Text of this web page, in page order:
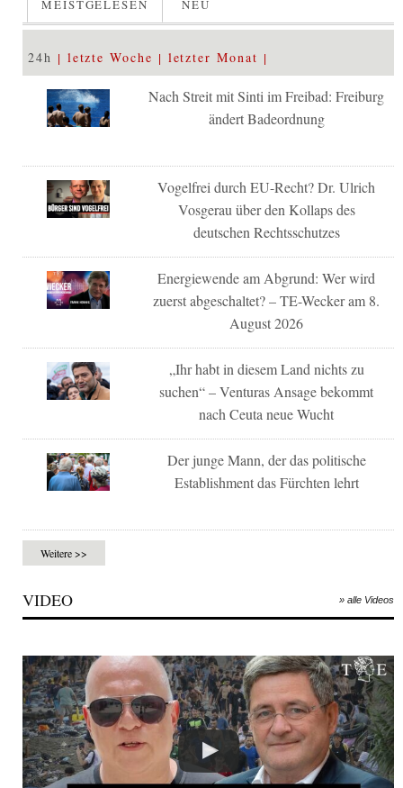
MEISTGELESEN NEU
24h letzte Woche letzter Monat
Nach Streit mit Sinti im Freibad: Freiburg
ändert Badeordnung
Vogelfrei durch EU-Recht? Dr. Ulrich
Vosgerau über den Kollaps des
deutschen Rechtsschutzes
Energiewende am Abgrund: Wer wird
zuerst abgeschaltet? – TE-Wecker am 8.
August 2026
„Ihr habt in diesem Land nichts zu
suchen“ – Venturas Ansage bekommt
nach Ceuta neue Wucht
Der junge Mann, der das politische
Establishment das Fürchten lehrt
Weitere >>
VIDEO » alle Videos